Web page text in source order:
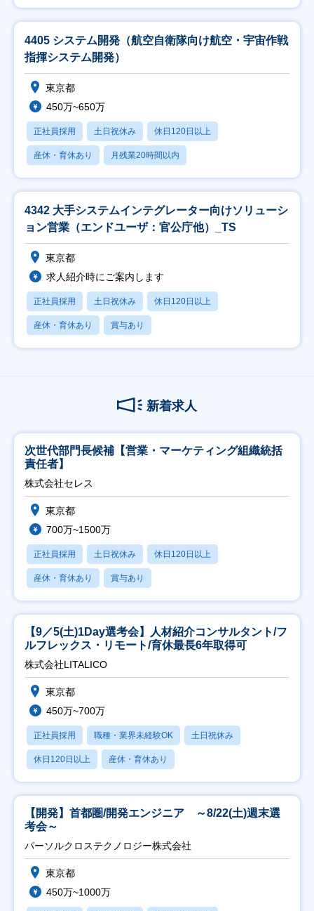
4405 システム開発（航空自衛隊向け航空・宇宙作戦
指揮システム開発）
東京都
450万~650万
正社員採用 土日祝休み 休日120日以上
産休・育休あり 月残業20時間以内
4342 大手システムインテグレーター向けソリューシ
ョン営業（エンドユーザ：官公庁他）_TS
東京都
求人紹介時にご案内します
正社員採用 土日祝休み 休日120日以上
産休・育休あり 賞与あり
新着求人
次世代部門長候補【営業・マーケティング組織統括
責任者】
株式会社セレス
東京都
700万~1500万
正社員採用 土日祝休み 休日120日以上
産休・育休あり 賞与あり
【9／5(土)1Day選考会】人材紹介コンサルタント/フ
ルフレックス・リモート/育休最長6年取得可
株式会社LITALICO
東京都
450万~700万
正社員採用 職種・業界未経験OK 土日祝休み
休日120日以上 産休・育休あり
【開発】首都圏/開発エンジニア ～8/22(土)週末選
考会～
パーソルクロステクノロジー株式会社
東京都
450万~1000万